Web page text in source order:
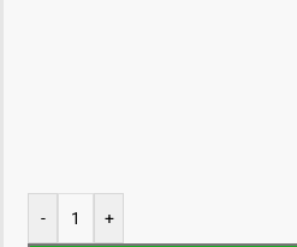
- +